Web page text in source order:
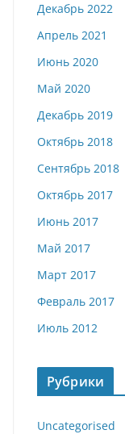
Декабрь 2022
Апрель 2021
Июнь 2020
Май 2020
Декабрь 2019
Октябрь 2018
Сентябрь 2018
Октябрь 2017
Июнь 2017
Май 2017
Март 2017
Февраль 2017
Июль 2012
Рубрики
Uncategorised